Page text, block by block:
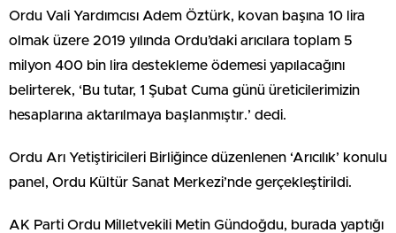
Ordu Vali Yardımcısı Adem Öztürk, kovan başına 10 lira
olmak üzere 2019 yılında Ordu’daki arıcılara toplam 5
milyon 400 bin lira destekleme ödemesi yapılacağını
belirterek, ‘Bu tutar, 1 Şubat Cuma günü üreticilerimizin
hesaplarına aktarılmaya başlanmıştır.’ dedi.
Ordu Arı Yetiştiricileri Birliğince düzenlenen ‘Arıcılık’ konulu
panel, Ordu Kültür Sanat Merkezi’nde gerçekleştirildi.
AK Parti Ordu Milletvekili Metin Gündoğdu, burada yaptığı